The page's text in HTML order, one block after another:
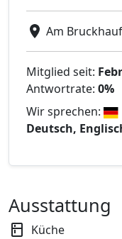
Am
Mitglied seit:
Antwortrate: 0%
Wir sprechen:
Deutsch,
Ausstattung
Küche